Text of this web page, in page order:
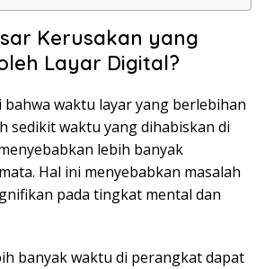
Kerusakan yang
Layar Digital?
bahwa waktu layar yang berlebihan
sedikit waktu yang dihabiskan di
lebih banyak
Hal ini menyebabkan masalah
pada tingkat mental dan
banyak waktu di perangkat dapat